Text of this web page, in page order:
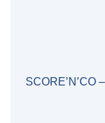
SCORE’N’CO